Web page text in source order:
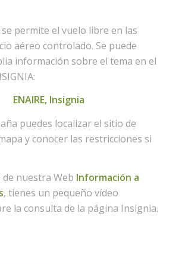
permite el vuelo libre en las
aéreo controlado. Se puede
información sobre el tema en el
ENAIRE, Insignia
puedes localizar el sitio de
y conocer las restricciones si
nuestra Web Información a
, tienes un pequeño vídeo
la consulta de la página Insignia.